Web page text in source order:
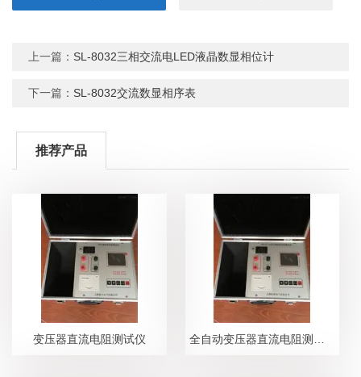
上一篇： SL-8032三相交流电LED液晶数显相位计
下一篇： SL-8032交流数显相序表
推荐产品
变压器直流电阻测试仪